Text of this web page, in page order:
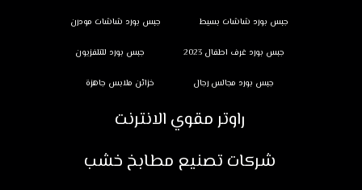
جبس بورد شاشات بسيط جبس بورد شاشات مودرن
جبس بورد غرف اطفال 2023 جبس بورد للتلفزيون
جبس بورد مجالس رجال خزائن ملابس جاهزة
راوتر مقوي الانترنت
شركات تصنيع مطابخ خشب